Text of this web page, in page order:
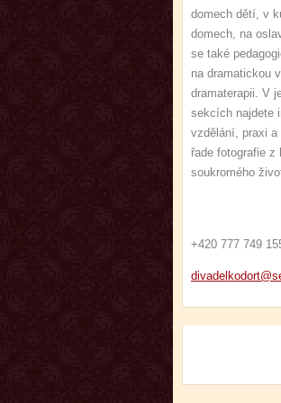
domech dětí, v
domech, na
se také
na dramatickou
dramaterapii. V
sekcích najdete
vzdělání, praxi a
řade fotografie z
soukromého
+420 777 749
divadelk